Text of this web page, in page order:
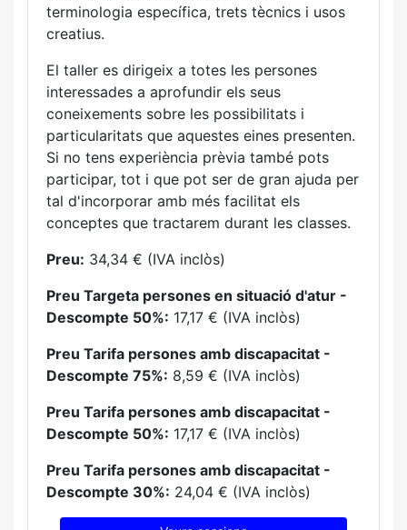
terminologia específica, trets tècnics i usos
creatius.
El taller es dirigeix a totes les persones
interessades a aprofundir els seus
coneixements sobre les possibilitats i
particularitats que aquestes eines presenten.
Si no tens experiència prèvia també pots
participar, tot i que pot ser de gran ajuda per
tal d'incorporar amb més facilitat els
conceptes que tractarem durant les classes.
Preu: 34,34 € (IVA inclòs)
Preu Targeta persones en situació d'atur -
Descompte 50%: 17,17 € (IVA inclòs)
Preu Tarifa persones amb discapacitat -
Descompte 75%: 8,59 € (IVA inclòs)
Preu Tarifa persones amb discapacitat -
Descompte 50%: 17,17 € (IVA inclòs)
Preu Tarifa persones amb discapacitat -
Descompte 30%: 24,04 € (IVA inclòs)